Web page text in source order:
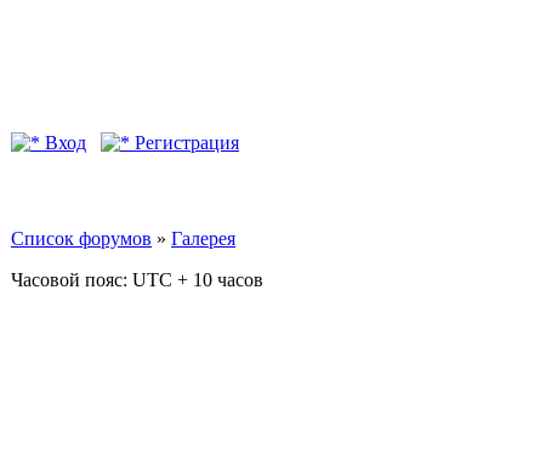
Вход
Регистрация
Список форумов » Галерея
Часовой пояс: UTC + 10 часов